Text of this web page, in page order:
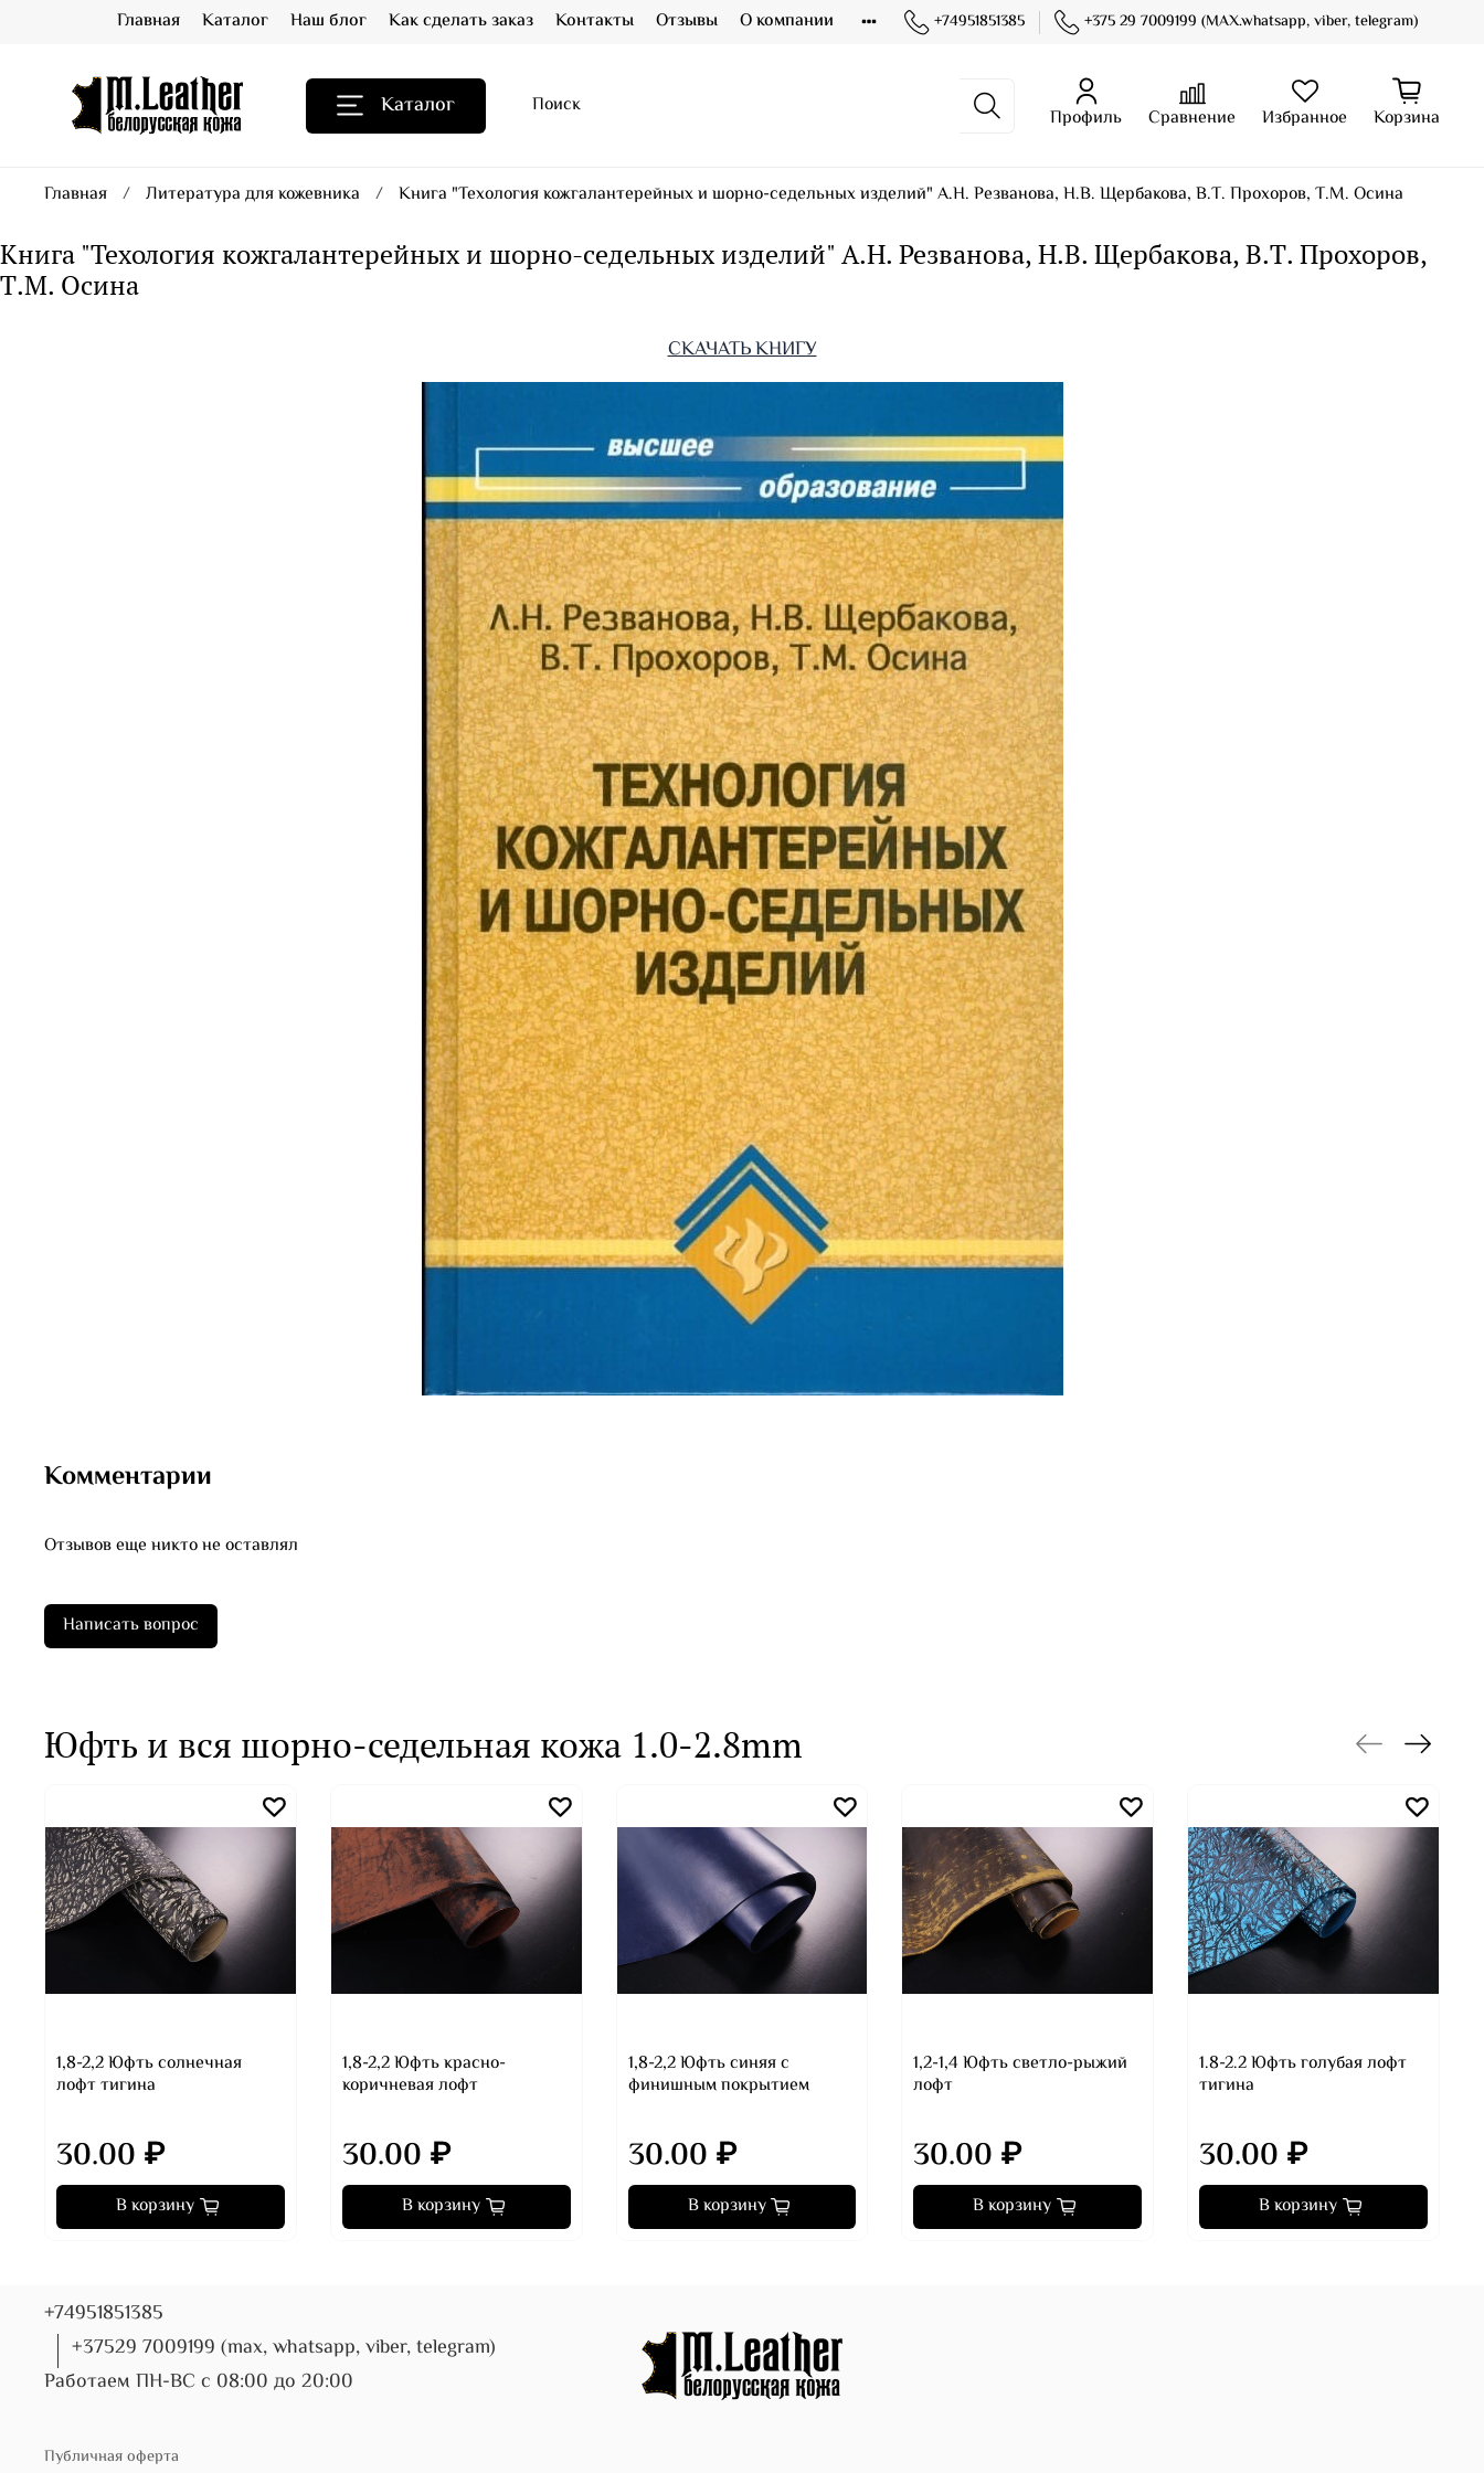
Главная Каталог Наш блог Как сделать заказ Контакты Отзывы О компании +74951851385 +375 29 7009199 (MAX.whatsapp, viber, telegram)
Каталог Профиль Сравнение Избранное Корзина
Главная Литература для кожевника Книга "Техология кожгалантерейных и шорно-седельных изделий" А.Н. Резванова, Н.В. Щербакова, В.Т. Прохоров, Т.М. Осина
Книга "Техология кожгалантерейных и шорно-седельных изделий" А.Н. Резванова, Н.В. Щербакова, В.Т. Прохоров,
Т.М. Осина
СКАЧАТЬ КНИГУ
Комментарии
Отзывов еще никто не оставлял
Написать вопрос
Юфть и вся шорно-седельная кожа 1.0-2.8mm
1,8-2,2 Юфть солнечная
лофт тигина
30.00 ₽
В корзину
1,8-2,2 Юфть красно-
коричневая лофт
30.00 ₽
В корзину
1,8-2,2 Юфть синяя с
финишным покрытием
30.00 ₽
В корзину
1,2-1,4 Юфть светло-рыжий
лофт
30.00 ₽
В корзину
1.8-2.2 Юфть голубая лофт
тигина
30.00 ₽
В корзину
+74951851385
+37529 7009199 (max, whatsapp, viber, telegram)
Работаем ПН-ВС с 08:00 до 20:00
Публичная оферта